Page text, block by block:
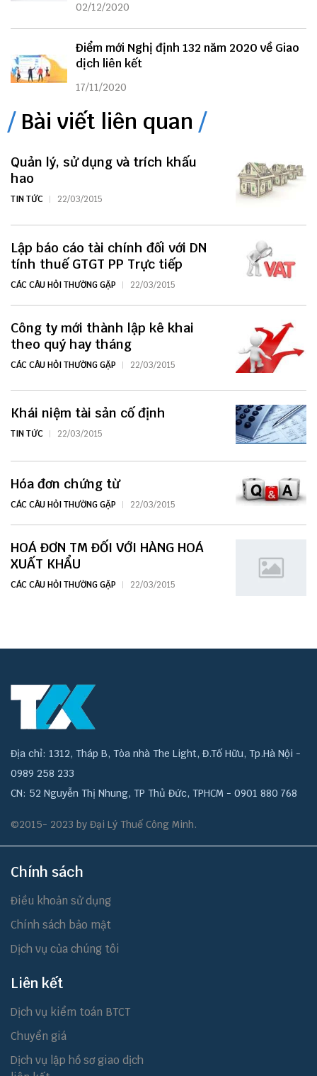
02/12/2020
Điểm mới Nghị định 132 năm 2020 về Giao
dịch liên kết
17/11/2020
Bài viết liên quan
Quản lý, sử dụng và trích khấu
hao
TIN TỨC 22/03/2015
Lập báo cáo tài chính đối với DN
tính thuế GTGT PP Trực tiếp
CÁC CÂU HỎI THƯỜNG GẶP 22/03/2015
Công ty mới thành lập kê khai
theo quý hay tháng
CÁC CÂU HỎI THƯỜNG GẶP 22/03/2015
Khái niệm tài sản cố định
TIN TỨC 22/03/2015
Hóa đơn chứng từ
CÁC CÂU HỎI THƯỜNG GẶP 22/03/2015
HOÁ ĐƠN TM ĐỐI VỚI HÀNG HOÁ
XUẤT KHẨU
CÁC CÂU HỎI THƯỜNG GẶP 22/03/2015
Địa chỉ: 1312, Tháp B, Tòa nhà The Light, Đ.Tố Hữu, Tp.Hà Nội -
0989 258 233
CN: 52 Nguyễn Thị Nhung, TP Thủ Đức, TPHCM - 0901 880 768
©2015- 2023 by Đại Lý Thuế Công Minh.
Chính sách
Điều khoản sử dụng
Chính sách bảo mật
Dịch vụ của chúng tôi
Liên kết
Dịch vụ kiểm toán BTCT
Chuyển giá
Dịch vụ lập hồ sơ giao dịch